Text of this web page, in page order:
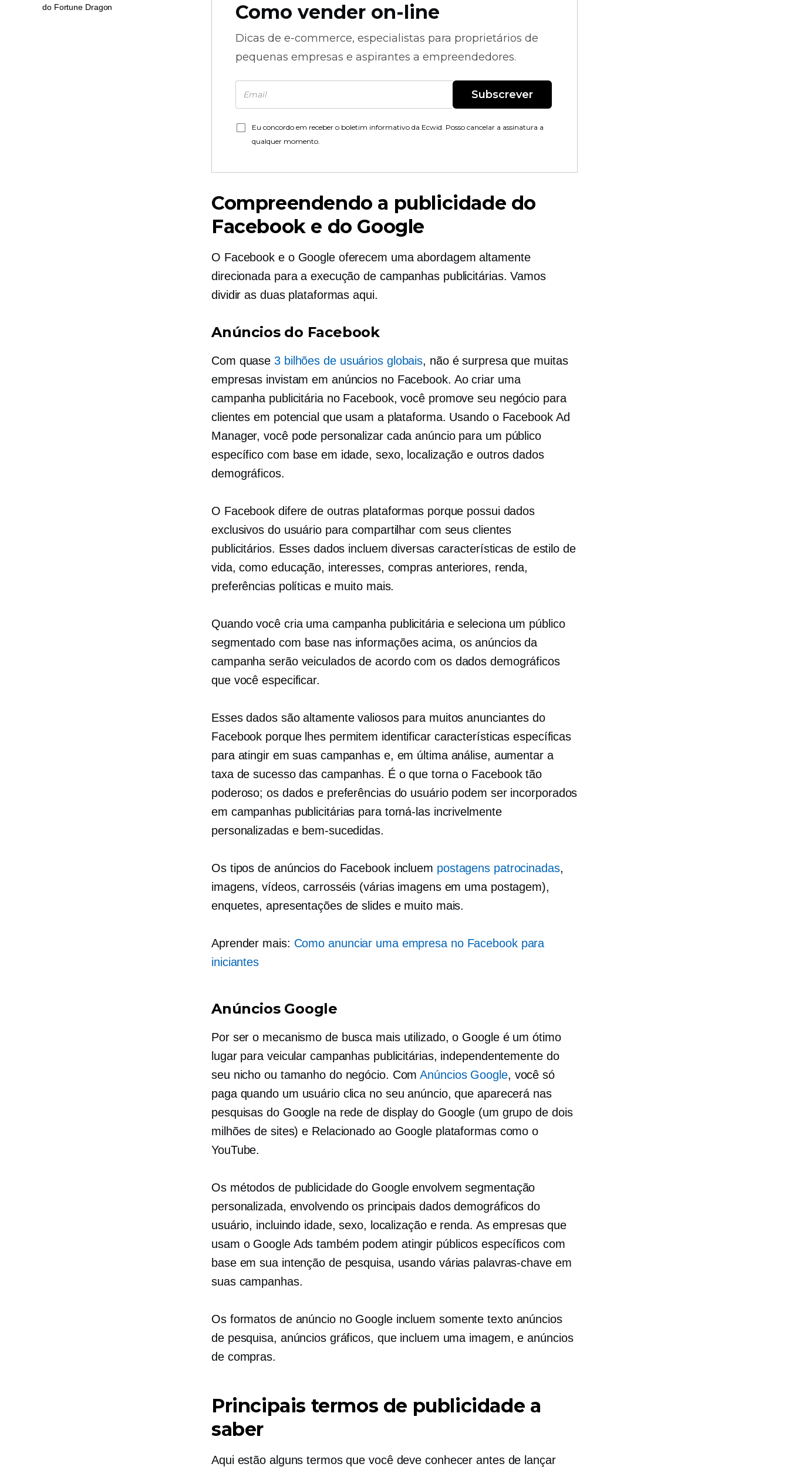
Como vender on-line
Dicas de e-commerce, especialistas para proprietários de
pequenas empresas e aspirantes a empreendedores.
Subscrever
Eu concordo em receber o boletim informativo da Ecwid. Posso cancelar a assinatura a
qualquer momento.
Compreendendo a publicidade do
Facebook e do Google
O Facebook e o Google oferecem uma abordagem altamente
direcionada para a execução de campanhas publicitárias. Vamos
dividir as duas plataformas aqui.
Anúncios do Facebook
Com quase3 bilhões de usuários globais, não é surpresa que muitas
empresas invistam em anúncios no Facebook. Ao criar uma
campanha publicitária no Facebook, você promove seu negócio para
clientes em potencial que usam a plataforma. Usando o Facebook Ad
Manager, você pode personalizar cada anúncio para um público
específico com base em idade, sexo, localização e outros dados
demográficos.
O Facebook difere de outras plataformas porque possui dados
exclusivos do usuário para compartilhar com seus clientes
publicitários. Esses dados incluem diversas características de estilo de
vida, como educação, interesses, compras anteriores, renda,
preferências políticas e muito mais.
Quando você cria uma campanha publicitária e seleciona um público
segmentado com base nas informações acima, os anúncios da
campanha serão veiculados de acordo com os dados demográficos
que você especificar.
Esses dados são altamente valiosos para muitos anunciantes do
Facebook porque lhes permitem identificar características específicas
para atingir em suas campanhas e, em última análise, aumentar a
taxa de sucesso das campanhas. É o que torna o Facebook tão
poderoso; os dados e preferências do usuário podem ser incorporados
em campanhas publicitárias para torná-las incrivelmente
personalizadas e bem-sucedidas.
Os tipos de anúncios do Facebook incluem postagens patrocinadas,
imagens, vídeos, carrosséis (várias imagens em uma postagem),
enquetes, apresentações de slides e muito mais.
Aprender mais: Como anunciar uma empresa no Facebook para
iniciantes
Anúncios Google
Por ser o mecanismo de busca mais utilizado, o Google é um ótimo
lugar para veicular campanhas publicitárias, independentemente do
seu nicho ou tamanho do negócio. ComAnúncios Google, você só
paga quando um usuário clica no seu anúncio, que aparecerá nas
pesquisas do Google na rede de display do Google (um grupo de dois
milhões de sites) e Relacionado ao Googleplataformas como o
YouTube.
Os métodos de publicidade do Google envolvem segmentação
personalizada, envolvendo os principais dados demográficos do
usuário, incluindo idade, sexo, localização e renda. As empresas que
usam o Google Ads também podem atingir públicos específicos com
base em sua intenção de pesquisa, usando várias palavras-chave em
suas campanhas.
Os formatos de anúncio no Google incluem somente textoanúncios
de pesquisa, anúncios gráficos, que incluem uma imagem, e anúncios
de compras.
Principais termos de publicidade a
saber
Aqui estão alguns termos que você deve conhecer antes de lançar
do Fortune Dragon